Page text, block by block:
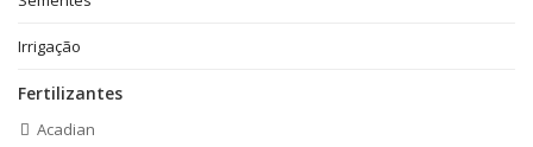
Irrigação
Fertilizantes
Acadian